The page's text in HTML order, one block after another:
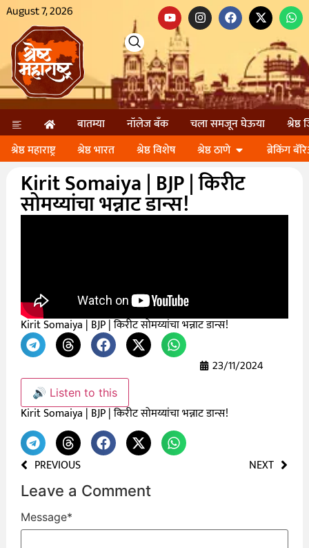
August 7, 2026
बातम्या नॉलेज बॅंक चला समजून घेऊया
श्रेष्ठ
श्रेष्ठ महाराष्ट्र
श्रेष्ठ भारत श्रेष्ठ विशेष श्रेष्ठ ठाणे ब्रेकिंग
Kirit Somaiya | BJP | किरीट
सोमय्यांचा भन्नाट डान्स!
Kirit Somaiya | BJP | किरीट सोमय्यांचा भन्नाट डान्स!
23/11/2024
🔊 Listen to this
Kirit Somaiya | BJP | किरीट सोमय्यांचा भन्नाट डान्स!
PREVIOUS NEXT
Leave a Comment
Message*